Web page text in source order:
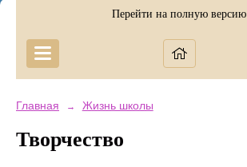
Перейти на полную версию
Главная → Жизнь школы
Творчество